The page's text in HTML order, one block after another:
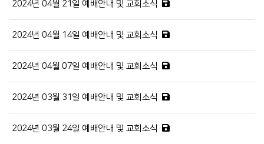
2024년 04월 21일 예배안내 및 교회소식
2024년 04월 14일 예배안내 및 교회소식
2024년 04월 07일 예배안내 및 교회소식
2024년 03월 31일 예배안내 및 교회소식
2024년 03월 24일 예배안내 및 교회소식